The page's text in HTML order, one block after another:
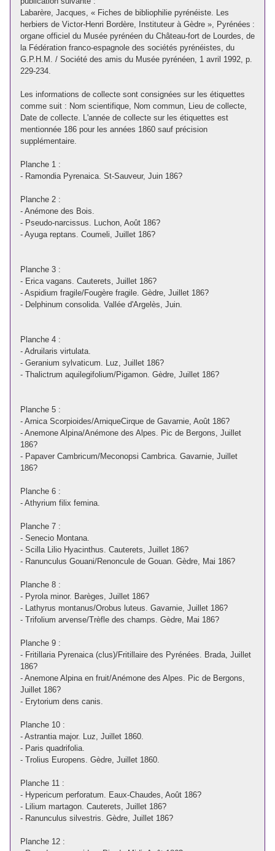
Labarère, Jacques, « Fiches de bibliophilie pyrénéiste. Les
herbiers de Victor-Henri Bordère, Instituteur à Gèdre », Pyrénées :
organe officiel du Musée pyrénéen du Château-fort de Lourdes, de
la Fédération franco-espagnole des sociétés pyrénéistes, du
G.P.H.M. / Société des amis du Musée pyrénéen, 1 avril 1992, p.
229‑234.
Les informations de collecte sont consignées sur les étiquettes
comme suit : Nom scientifique, Nom commun, Lieu de collecte,
Date de collecte. L'année de collecte sur les étiquettes est
mentionnée 186 pour les années 1860 sauf précision
supplémentaire.
Planche 1 :
- Ramondia Pyrenaica. St-Sauveur, Juin 186?
Planche 2 :
- Anémone des Bois.
- Pseudo-narcissus. Luchon, Août 186?
- Ayuga reptans. Coumeli, Juillet 186?
Planche 3 :
- Erica vagans. Cauterets, Juillet 186?
- Aspidium fragile/Fougère fragile. Gèdre, Juillet 186?
- Delphinum consolida. Vallée d'Argelès, Juin.
Planche 4 :
- Adruilaris virtulata.
- Geranium sylvaticum. Luz, Juillet 186?
- Thalictrum aquilegifolium/Pigamon. Gèdre, Juillet 186?
Planche 5 :
- Arnica Scorpioides/ArniqueCirque de Gavarnie, Août 186?
- Anemone Alpina/Anémone des Alpes. Pic de Bergons, Juillet
186?
- Papaver Cambricum/Meconopsi Cambrica. Gavarnie, Juillet
186?
Planche 6 :
- Athyrium filix femina.
Planche 7 :
- Senecio Montana.
- Scilla Lilio Hyacinthus. Cauterets, Juillet 186?
- Ranunculus Gouani/Renoncule de Gouan. Gèdre, Mai 186?
Planche 8 :
- Pyrola minor. Barèges, Juillet 186?
- Lathyrus montanus/Orobus luteus. Gavarnie, Juillet 186?
- Trifolium arvense/Trèfle des champs. Gèdre, Mai 186?
Planche 9 :
- Fritillaria Pyrenaica (clus)/Fritillaire des Pyrénées. Brada, Juillet
186?
- Anemone Alpina en fruit/Anémone des Alpes. Pic de Bergons,
Juillet 186?
- Erytorium dens canis.
Planche 10 :
- Astrantia major. Luz, Juillet 1860.
- Paris quadrifolia.
- Trolius Europens. Gèdre, Juillet 1860.
Planche 11 :
- Hypericum perforatum. Eaux-Chaudes, Août 186?
- Lilium martagon. Cauterets, Juillet 186?
- Ranunculus silvestris. Gèdre, Juillet 186?
Planche 12 :